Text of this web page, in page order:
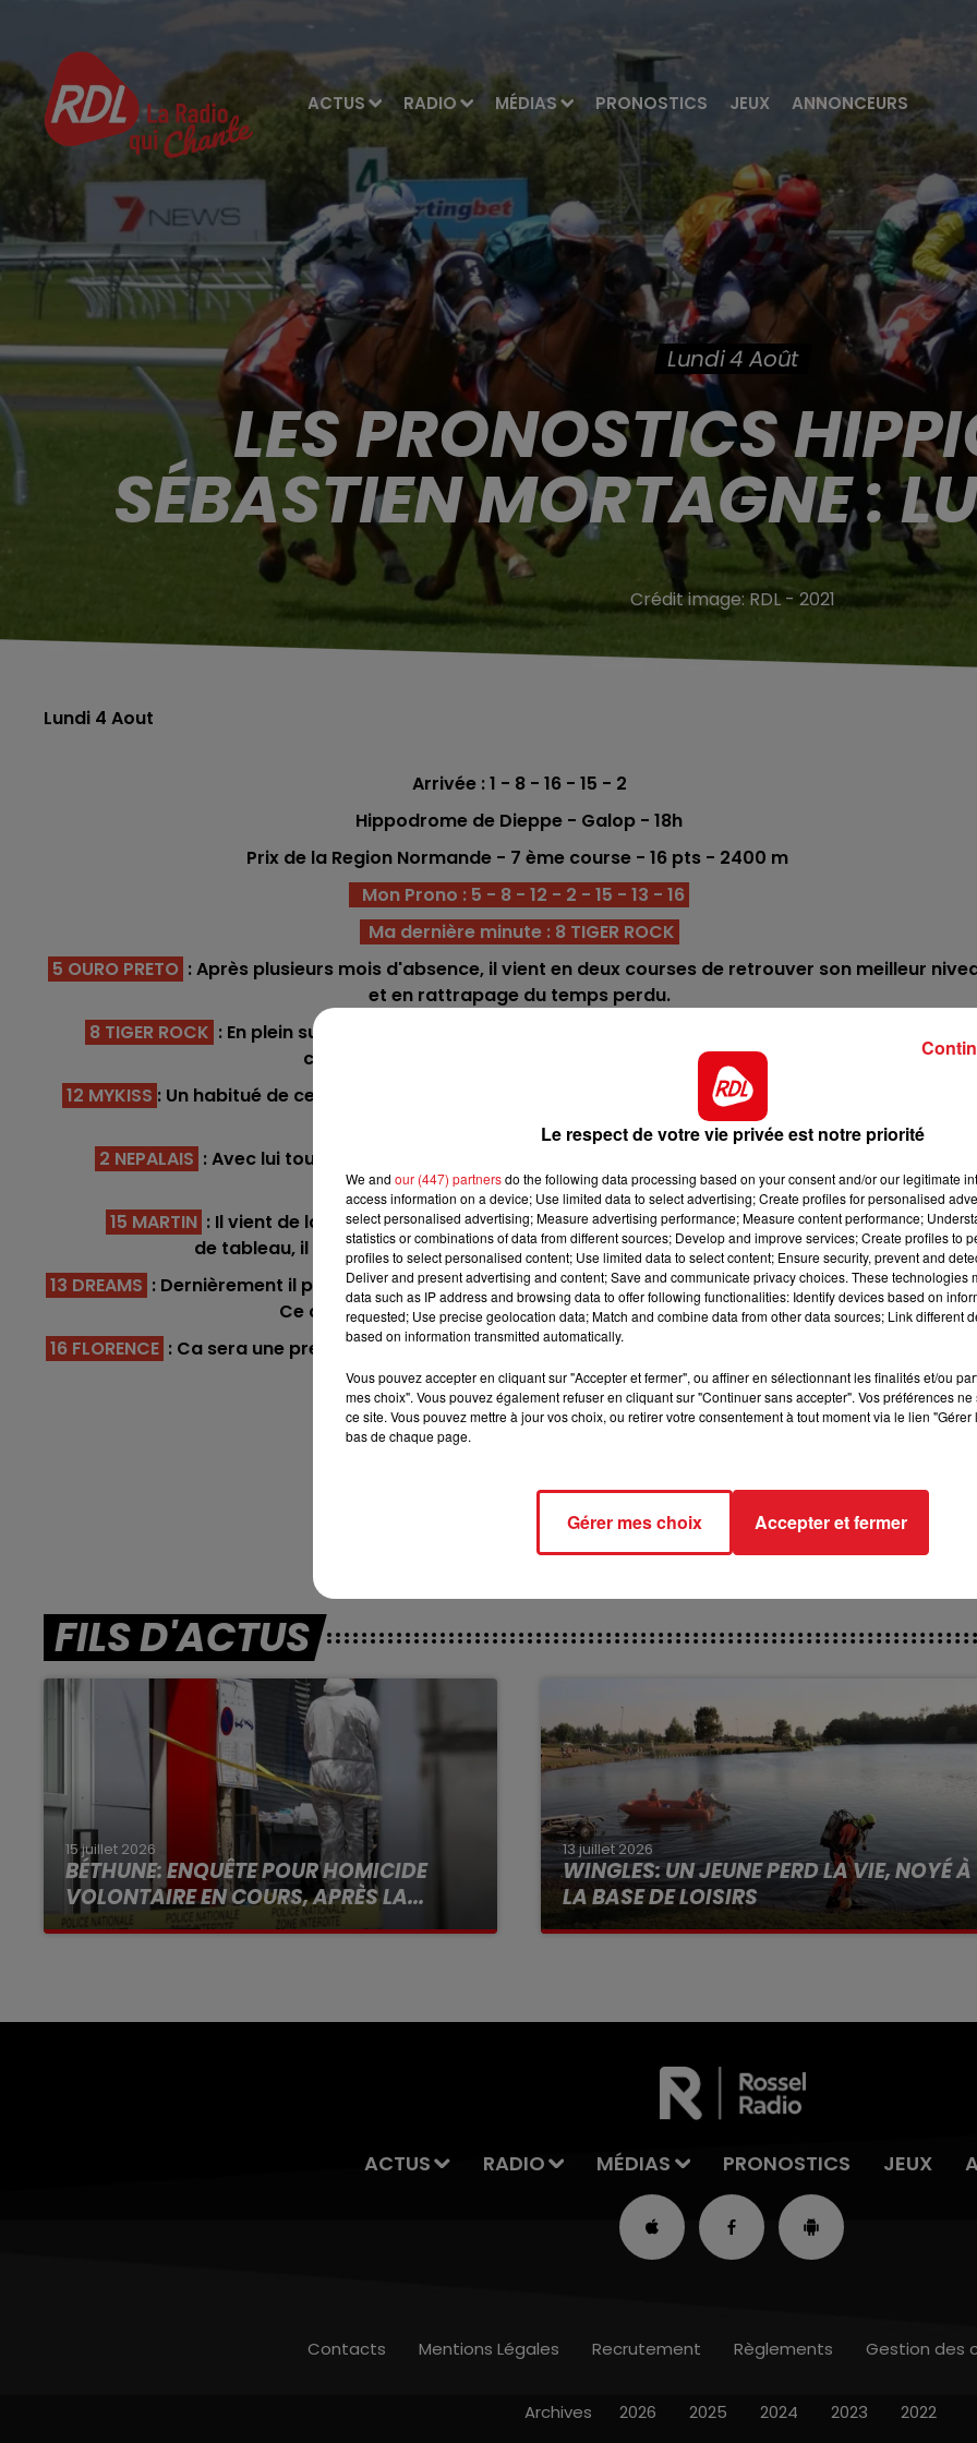
ACTUS RADIO MÉDIAS PRONOSTICS JEUX ANNONCEURS
LE JUKEBOX RDL
7h00 - 10h00
Lundi 4 Août
LES PRONOSTICS
SÉBASTIEN MORTAGNE :
Crédit image:RDL - 2021
Lundi 4 Aout
Arrivée : 1 - 8 - 16 - 15 - 2
Hippodrome de Dieppe - Galop - 18h
Prix de la Region Normande - 7 èmecourse - 16 pts - 2400 m
Mon Prono : 5 - 8 - 12 - 2 - 15 - 13 - 16
Ma dernière minute : 8 TIGER ROCK
5 OURO PRETO : Après plusieurs mois d'absence, il vient en deux courses de retrouver son meilleur
et en rattrapage du temps perdu.
8 TIGER ROCK : En plein sur sa distance, il tourne autour d'un succès dans les quintés. Au vu de sa
condition actuelle, il ne sera pas loin de la vérité.
12 MYKISS : Un habitué de ce style d'épreuve qui apprécie les longues distances. Tout semble au mieux
pour réaliser une belle performance.
2 NEPALAIS : Avec lui tout est une question de terrain, s'il est juste souple, il sera finir fort comme à
l'accoutumée.
15 MARTIN : Il vient de laisser forte impression sur Longchamp, en s'imposant sur plus court. En
de tableau, il trouve un bon engagement pour de nouveau faire l'arrivée.
13 DREAMS : Dernièrement il portait un poids démesurer dans un handicap, cédant logiquement pour
Ce coup-ci, il sera allégé et en mode de se réhabiliter.
16 FLORENCE : Ca sera une première sur 2400m, mais elle commence à reprendre son métier du bon
A ce poids c'est un outsider amusant.
******
En direct des pistes
FILS D'ACTUS
15 juillet 2026
BÉTHUNE: ENQUÊTE POUR HOMICIDE
VOLONTAIRE EN COURS, APRÈS LA...
Selon les premiers éléments, le logement
13 juillet 2026
WINGLES: UN JEUNE PERD LA VIE, NOYÉ À
LA BASE DE LOISIRS
La victime a coulé à pic
10h00 12h00 - 13h00
RDL & VOUS
13h00 - 16h00
Les Après-
ACTUS RADIO MÉDIAS PRONOSTICS JEUX
Contacts Mentions Légales Recrutement Règlements Gestion des
Archives 2026 2025 2024 2023 2022
Le respect de votre vie privée est notre priorité
We and our (447) partnersdo the following data processing based on your consent and/or our legitimate
access information on a device; Use limited data to select advertising; Create profiles for personalised
select personalised advertising; Measure advertising performance; Measure content performance;
statistics or combinations of data from different sources; Develop and improve services; Create profiles to
profiles to select personalised content; Use limited data to select content; Ensure security, prevent and
Deliver and present advertising and content; Save and communicate privacy choices. These technologies
data such as IP address and browsing data to offer following functionalities: Identify devices based on
requested; Use precise geolocation data; Match and combine data from other data sources; Link different
based on information transmitted automatically.
Vous pouvez accepter en cliquant sur "Accepter et fermer", ou affiner en sélectionnant les finalités et/ou
mes choix". Vous pouvez également refuser en cliquant sur "Continuer sans accepter". Vos préférences
ce site. Vous pouvez mettre à jour vos choix, ou retirer votre consentement à tout moment via le lien
bas de chaque page.
Gérer mes choix Accepter et fermer